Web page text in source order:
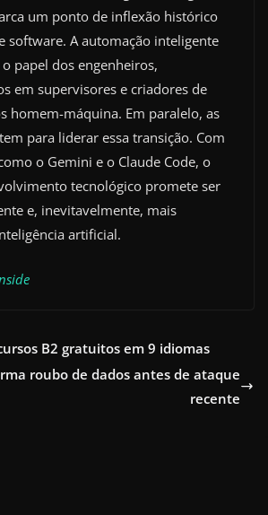
um ponto de inflexão histórico
software. A automação inteligente
papel dos engenheiros,
em supervisores e criadores de
homem-máquina. Em paralelo, as
para liderar essa transição. Com
o Gemini e o Claude Code, o
tecnológico promete ser
e, inevitavelmente, mais
artificial.
B2 gratuitos em 9 idiomas
roubo de dados antes de ataque
recente